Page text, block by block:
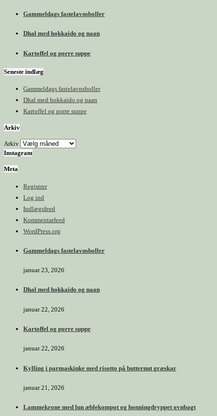
Gammeldags fastelavnsboller
Dhal med hokkaido og naan
Kartoffel og porre suppe
Seneste indlæg
Gammeldags fastelavnsboller
Dhal med hokkaido og naan
Kartoffel og porre suppe
Arkiv
Arkiv
Instagram
Meta
Registrer
Log ind
Indlægsfeed
Kommentarfeed
WordPress.org
Gammeldags fastelavnsboller
januar 23, 2026
Dhal med hokkaido og naan
januar 22, 2026
Kartoffel og porre suppe
januar 22, 2026
Kylling i parmaskinke med risotto på butternut græskar
januar 21, 2026
Lammekrone med lun æblekompot og honningdryppet ovnbagt